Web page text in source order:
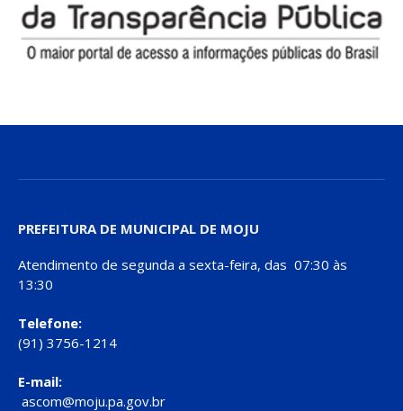
PREFEITURA DE MUNICIPAL DE MOJU
Atendimento de segunda a sexta-feira, das 07:30 às
13:30
Telefone:
(91) 3756-1214
E-mail:
ascom@moju.pa.gov.br